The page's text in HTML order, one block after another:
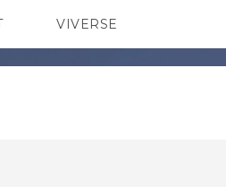
ACCESSOIRES
VIVERSE